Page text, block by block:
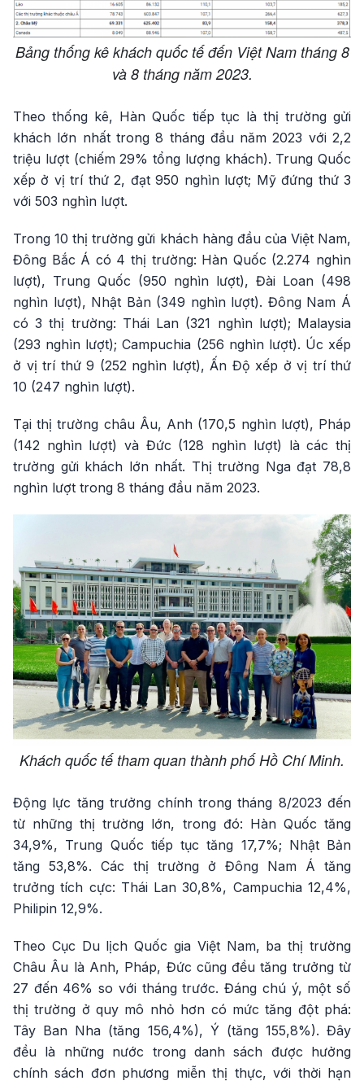
Bảng thống kê khách quốc tế đến Việt Nam tháng 8
và 8 tháng năm 2023.
Theo thống kê, Hàn Quốc tiếp tục là thị trường gửi
khách lớn nhất trong 8 tháng đầu năm 2023 với 2,2
triệu lượt (chiếm 29% tổng lượng khách). Trung Quốc
xếp ở vị trí thứ 2, đạt 950 nghìn lượt; Mỹ đứng thứ 3
với 503 nghìn lượt.
Trong 10 thị trường gửi khách hàng đầu của Việt Nam,
Đông Bắc Á có 4 thị trường: Hàn Quốc (2.274 nghìn
lượt), Trung Quốc (950 nghìn lượt), Đài Loan (498
nghìn lượt), Nhật Bản (349 nghìn lượt). Đông Nam Á
có 3 thị trường: Thái Lan (321 nghìn lượt); Malaysia
(293 nghìn lượt); Campuchia (256 nghìn lượt). Úc xếp
ở vị trí thứ 9 (252 nghìn lượt), Ấn Độ xếp ở vị trí thứ
10 (247 nghìn lượt).
Tại thị trường châu Âu, Anh (170,5 nghìn lượt), Pháp
(142 nghìn lượt) và Đức (128 nghìn lượt) là các thị
trường gửi khách lớn nhất. Thị trường Nga đạt 78,8
nghìn lượt trong 8 tháng đầu năm 2023.
Khách quốc tế tham quan thành phố Hồ Chí Minh.
Động lực tăng trưởng chính trong tháng 8/2023 đến
từ những thị trường lớn, trong đó: Hàn Quốc tăng
34,9%, Trung Quốc tiếp tục tăng 17,7%; Nhật Bản
tăng 53,8%. Các thị trường ở Đông Nam Á tăng
trưởng tích cực: Thái Lan 30,8%, Campuchia 12,4%,
Philipin 12,9%.
Theo Cục Du lịch Quốc gia Việt Nam, ba thị trường
Châu Âu là Anh, Pháp, Đức cũng đều tăng trưởng từ
27 đến 46% so với tháng trước. Đáng chú ý, một số
thị trường ở quy mô nhỏ hơn có mức tăng đột phá:
Tây Ban Nha (tăng 156,4%), Ý (tăng 155,8%). Đây
đều là những nước trong danh sách được hưởng
chính sách đơn phương miễn thị thực, với thời hạn